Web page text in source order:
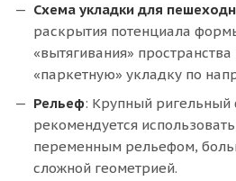
Схема укладки для
раскрытия потенциала
«вытягивания»
«паркетную» укладку по
Рельеф: Крупный ригельный
рекомендуется
переменным рельефом,
сложной геометрией.